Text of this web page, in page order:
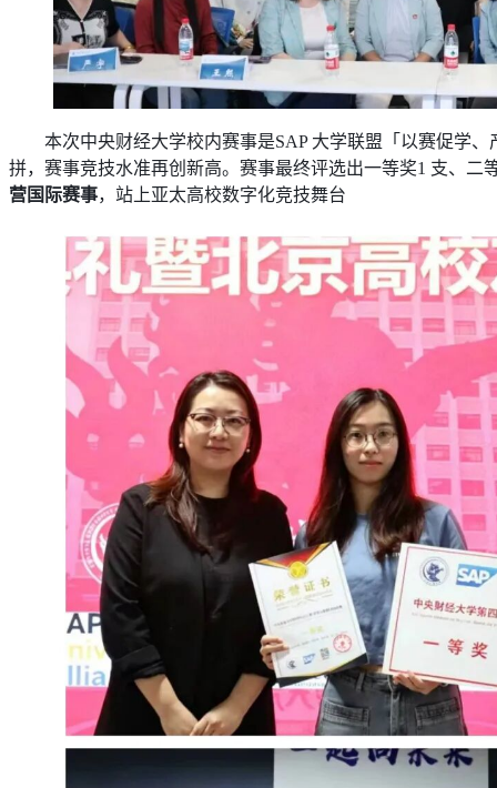
本次中央财经大学校内赛事是SAP 大学联盟「以赛促学、
拼，赛事竞技水准再创新高。赛事最终评选出一等奖1 支、二
营国际赛事，站上亚太高校数字化竞技舞台